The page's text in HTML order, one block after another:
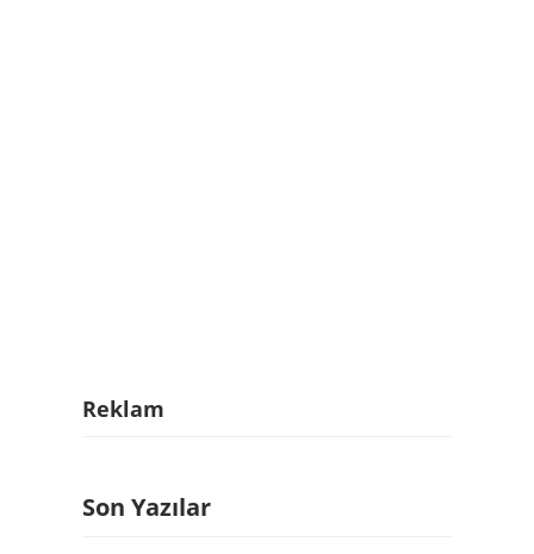
Reklam
Son Yazılar